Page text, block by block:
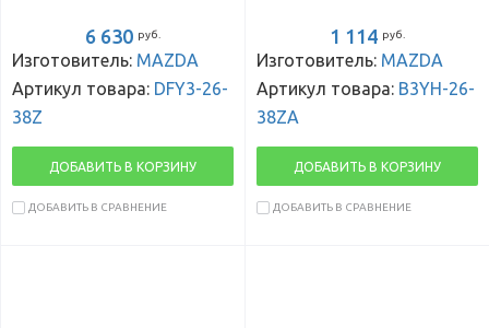
6 630 руб.
Изготовитель: MAZDA
Артикул товара: DFY3-26-
38Z
ДОБАВИТЬ В КОРЗИНУ
ДОБАВИТЬ В СРАВНЕНИЕ
1 114 руб.
Изготовитель: MAZDA
Артикул товара: B3YH-26-
38ZA
ДОБАВИТЬ В КОРЗИНУ
ДОБАВИТЬ В СРАВНЕНИЕ